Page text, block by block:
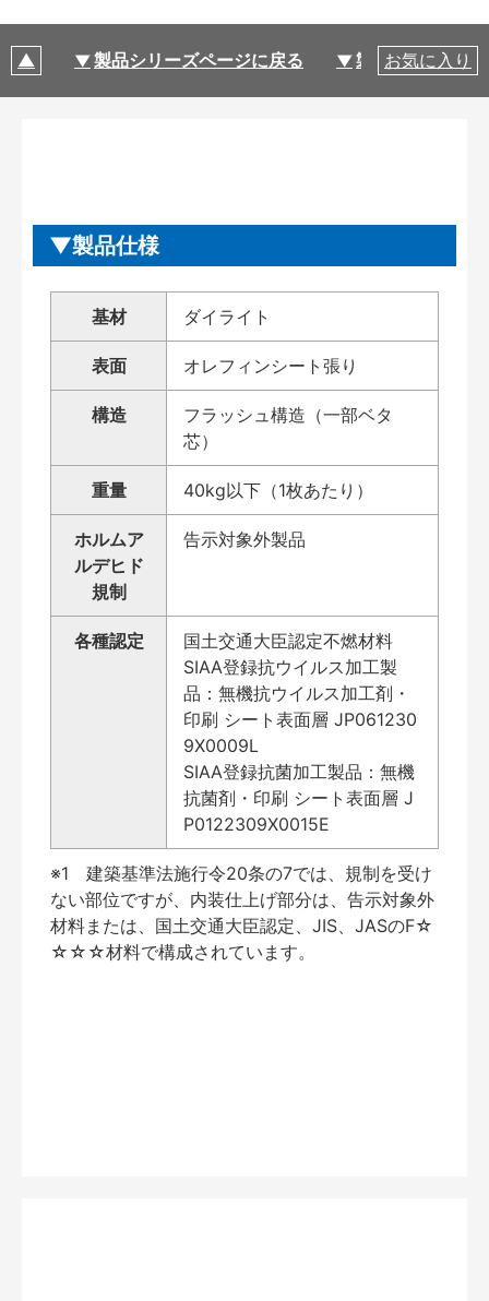
製品シリーズページに戻る 製品仕様
お気に入り
製品仕様
基材 ダイライト
表面 オレフィンシート張り
構造
フラッシュ構造（一部ベタ
芯）
重量 40kg以下（1枚あたり）
ホルムア
ルデヒド
規制
告示対象外製品
各種認定
国土交通大臣認定不燃材料
SIAA登録抗ウイルス加工製
品：無機抗ウイルス加工剤・
印刷 シート表面層 JP061230
9X0009L
SIAA登録抗菌加工製品：無機
抗菌剤・印刷 シート表面層 J
P0122309X0015E
※1 建築基準法施行令20条の7では、規制を受け
ない部位ですが、内装仕上げ部分は、告示対象外
材料または、国土交通大臣認定、JIS、JASのF☆
☆☆☆材料で構成されています。